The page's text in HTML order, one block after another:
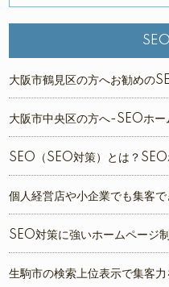
大阪市鶴見区の方へお勧めの
大阪市中央区の方へ-SEOホー
SEO（SEO対策）とは？SEO
個人経営店や小企業でも集客
SEO対策に強いホームページ
生駒市の検索上位表示で集客